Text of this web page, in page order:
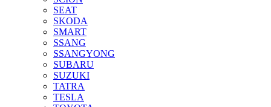
SEAT
SKODA
SMART
SSANG
SSANGYONG
SUBARU
SUZUKI
TATRA
TESLA